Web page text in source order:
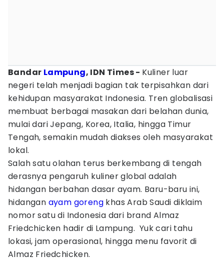
Bandar Lampung, IDN Times - Kuliner luar
negeri telah menjadi bagian tak terpisahkan dari
kehidupan masyarakat Indonesia. Tren globalisasi
membuat berbagai masakan dari belahan dunia,
mulai dari Jepang, Korea, Italia, hingga Timur
Tengah, semakin mudah diakses oleh masyarakat
lokal.
Salah satu olahan terus berkembang di tengah
derasnya pengaruh kuliner global adalah
hidangan berbahan dasar ayam. Baru-baru ini,
hidangan ayam goreng khas Arab Saudi diklaim
nomor satu di Indonesia dari brand Almaz
Friedchicken hadir di Lampung. Yuk cari tahu
lokasi, jam operasional, hingga menu favorit di
Almaz Friedchicken.